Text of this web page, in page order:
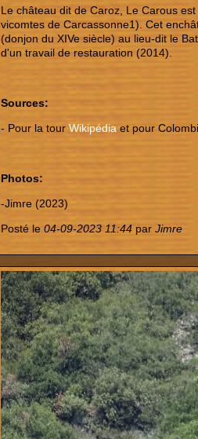
Le château dit de Caroz, Le Carous
vicomtes de Carcassonne1). Cet
(donjon du XIVe siècle) au lieu-dit le
d'un travail de restauration (2014).
Sources:
- Pour la tour Wikipédia et pour
Photos:
-Jimre (2023)
Posté le 04-09-2023 11:44 par Jimre